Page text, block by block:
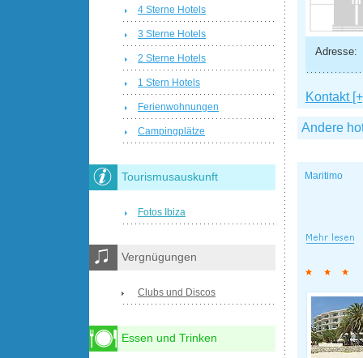
Adresse:
Kontakt
Andere
Maritimo
4 Sterne Hotels
3 Sterne Hotels
2 Sterne Hotels
1 Stern Hotels
Ferienwohnungen
Campingplätze
Tourismusauskunft
Fotos Ibiza
Vergnügungen
Clubs und Discos
Essen und Trinken